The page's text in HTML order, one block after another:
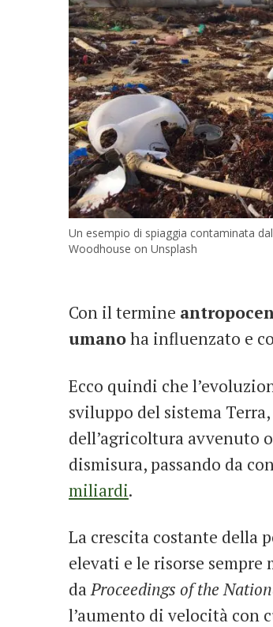
Un esempio di spiaggia contaminata
Woodhouse on Unsplash
Con il termine
umanoha influenzato e
Ecco quindi che
sviluppo del sistema
dell’agricoltura avvenuto
dismisura, passando da
miliardi.
La crescita costante della
elevati e le risorse sempre
daProceedings of the
l’aumento di velocità con